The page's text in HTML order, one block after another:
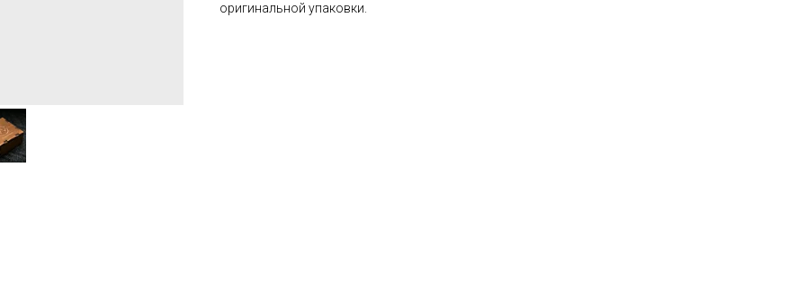
оригинальной упаковки.